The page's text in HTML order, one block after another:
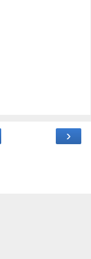
›